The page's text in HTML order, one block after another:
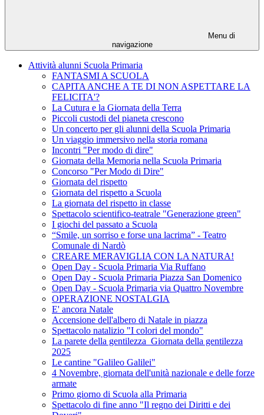
Menu di
navigazione
Attività alunni Scuola Primaria
FANTASMI A SCUOLA
CAPITA ANCHE A TE DI NON ASPETTARE LA
FELICITA'?
La Cutura e la Giornata della Terra
Piccoli custodi del pianeta crescono
Un concerto per gli alunni della Scuola Primaria
Un viaggio immersivo nella storia romana
Incontri "Per modo di dire"
Giornata della Memoria nella Scuola Primaria
Concorso "Per Modo di Dire"
Giornata del rispetto
Giornata del rispetto a Scuola
La giornata del rispetto in classe
Spettacolo scientifico-teatrale "Generazione green"
I giochi del passato a Scuola
“Smile, un sorriso e forse una lacrima” - Teatro
Comunale di Nardò
CREARE MERAVIGLIA CON LA NATURA!
Open Day - Scuola Primaria Via Ruffano
Open Day - Scuola Primaria Piazza San Domenico
Open Day - Scuola Primaria via Quattro Novembre
OPERAZIONE NOSTALGIA
E' ancora Natale
Accensione dell'albero di Natale in piazza
Spettacolo natalizio "I colori del mondo"
La parete della gentilezza_Giornata della gentilezza
2025
Le cantine "Galileo Galilei"
4 Novembre, giornata dell'unità nazionale e delle forze
armate
Primo giorno di Scuola alla Primaria
Spettacolo di fine anno "Il regno dei Diritti e dei